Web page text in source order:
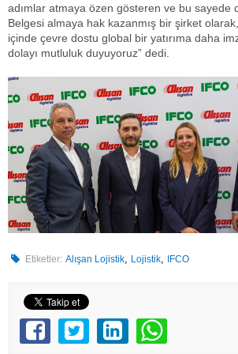
adımlar atmaya özen gösteren ve bu sayede
Belgesi almaya hak kazanmış bir şirket olarak,
içinde çevre dostu global bir yatırıma daha
dolayı mutluluk duyuyoruz” dedi.
Etiketler: Alışan Lojistik Lojistik IFCO